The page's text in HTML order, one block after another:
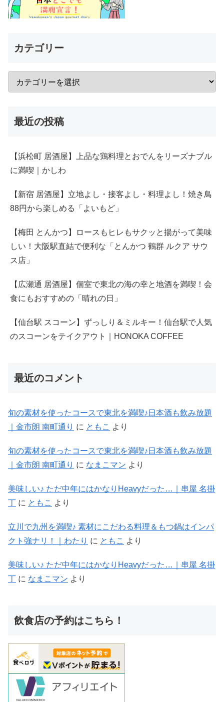
カテゴリー
最近の投稿
【浜松町 居酒屋】上品な鶏料理とおでんをリーズナブル
に満喫｜かしわ
【新宿 居酒屋】立地よし・接客よし・料理よし！焼き鳥
88円から楽しめる「よいもど」
【梅田 とんかつ】ロースもヒレもサクッと揚がって美味
しい！大阪駅直結で便利な「とんかつ 鶴群 ルクア サウ
ス店」
【広瀬通 居酒屋】個室で東北の海の幸と地酒を満喫！会
食にもおすすめの「晴れの日」
【仙台駅 スコーン】ずっしり＆ミルキー！仙台駅で人気
のスコーンをテイクアウト｜HONOKA COFFEE
最近のコメント
旬の素材を使ったコースで東北を満喫♪日本酒も飲み放題
｜金市朗 南町通り に ともこ より
旬の素材を使ったコースで東北を満喫♪日本酒も飲み放題
｜金市朗 南町通り に なまこマン より
美味しい♪ ただ中年にはかなりHeavyだった…｜串屋 名掛
丁 に ともこ より
立川で九州を満喫♪ 素材にこだわる料理＆もつ鍋はインパ
クト強ナリ！｜わたり に ともこ より
美味しい♪ ただ中年にはかなりHeavyだった…｜串屋 名掛
丁 に なまこマン より
飲食店の予約はこちら！